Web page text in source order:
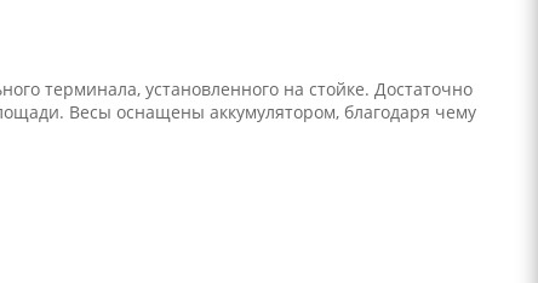
терминала, установленного на стойке. Достаточно
Весы оснащены аккумулятором, благодаря чему